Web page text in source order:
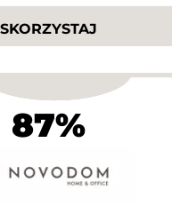
SKORZYSTAJ
87%